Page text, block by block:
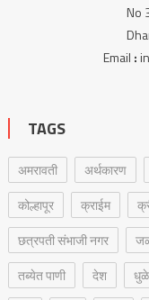
No
Email :
TAGS
अमरावती अर्थकारण
कोल्हापूर
क्राईम
छत्रपती संभाजी नगर
तब्येत पाणी
देश धुळे